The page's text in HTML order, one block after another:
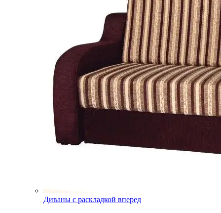
Диваны с раскладкой вперед